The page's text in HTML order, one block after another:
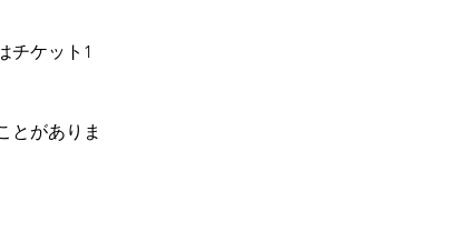
チケット1
とがありま